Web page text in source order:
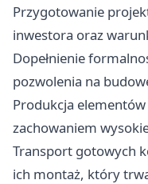
Przygotowanie
inwestora oraz
Dopełnienie
pozwolenia na
Produkcja
zachowaniem
Transport gotowych
ich montaż, który